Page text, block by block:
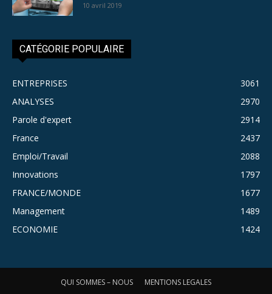
10 avril 2019
CATÉGORIE POPULAIRE
ENTREPRISES
3061
ANALYSES
2970
Parole d'expert
2914
France
2437
Emploi/Travail
2088
Innovations
1797
FRANCE/MONDE
1677
Management
1489
ECONOMIE
1424
QUI SOMMES – NOUS MENTIONS LEGALES